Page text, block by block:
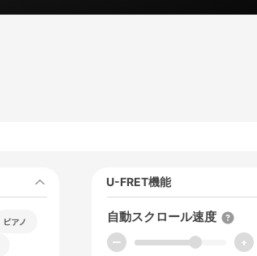
ピアノ
U-FRET機能
自動スクロール速度
ー +